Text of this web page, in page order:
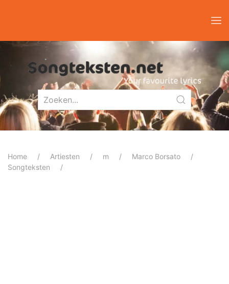
Home Artiesten m
Marco Borsato
Songteksten